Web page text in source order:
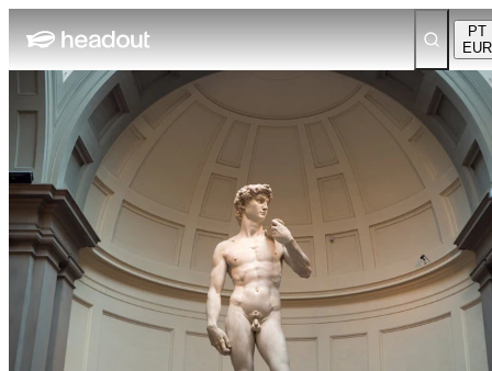
PT
EUR